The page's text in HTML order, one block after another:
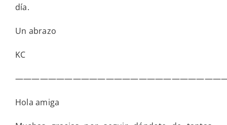
día.
Un abrazo
KC
Hola amiga